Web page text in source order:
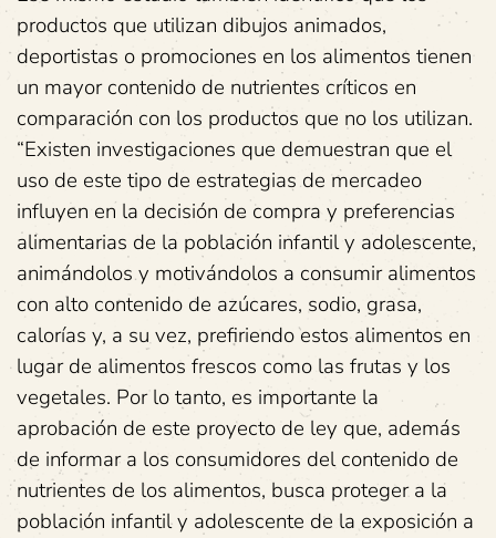
productos que utilizan dibujos animados,
deportistas o promociones en los alimentos tienen
un mayor contenido de nutrientes críticos en
comparación con los productos que no los utilizan.
“Existen investigaciones que demuestran que el
uso de este tipo de estrategias de mercadeo
influyen en la decisión de compra y preferencias
alimentarias de la población infantil y adolescente,
animándolos y motivándolos a consumir alimentos
con alto contenido de azúcares, sodio, grasa,
calorías y, a su vez, prefiriendo estos alimentos en
lugar de alimentos frescos como las frutas y los
vegetales. Por lo tanto, es importante la
aprobación de este proyecto de ley que, además
de informar a los consumidores del contenido de
nutrientes de los alimentos, busca proteger a la
población infantil y adolescente de la exposición a